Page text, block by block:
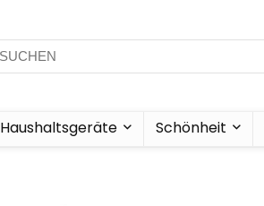
Haushaltsgeräte Schönheit